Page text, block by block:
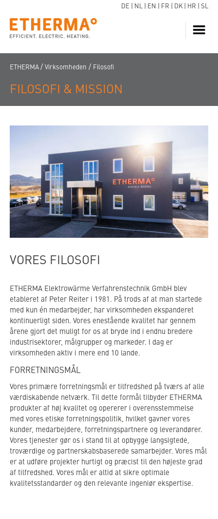
DE NL EN FR DK HR SL
OM OS
FIND FORHANDLER
ETHERMA / Virksomheden / Filosofi
FILOSOFI & MISSION
VORES FILOSOFI
ETHERMA Elektrowärme Verfahrenstechnik GmbH blev
etableret af Peter Reiter i 1981. På trods af at man startede
med kun én medarbejder, har virksomheden ekspanderet
kontinuerligt siden. Vores enestående kvalitet har gennem
årene gjort det muligt for os at bryde ind i endnu bredere
industrisektorer, målgrupper og markeder. I dag er
virksomheden aktiv i mere end 10 lande.
FORRETNINGSMÅL
Vores primære forretningsmål er tilfredshed på tværs af alle
værdiskabende netværk. Til dette formål tilbyder ETHERMA
produkter af høj kvalitet og opererer i overensstemmelse
med vores etiske forretningspolitik, hvilket gavner vores
kunder, medarbejdere, forretningspartnere og leverandører.
Vores tjenester gør os i stand til at opbygge langsigtede,
troværdige og partnerskabsbaserede samarbejder. Vores mål
er at udføre projekter hurtigt og præcist til den højeste grad
af tilfredshed. Vores mål er altid at sikre optimale
kvalitetsstandarder og den relevante ingeniør ekspertise.